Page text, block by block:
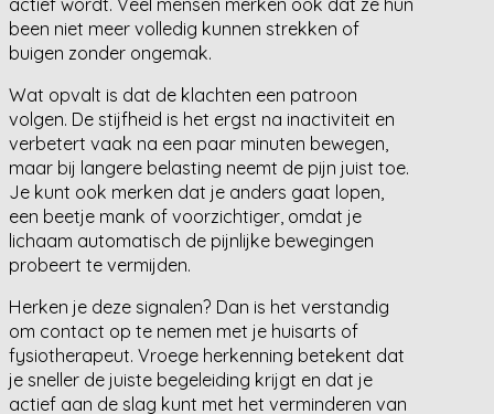
been niet meer volledig kunnen strekken of
buigen zonder ongemak.
Wat opvalt is dat de klachten een patroon
volgen. De stijfheid is het ergst na inactiviteit en
verbetert vaak na een paar minuten bewegen,
maar bij langere belasting neemt de pijn juist toe.
Je kunt ook merken dat je anders gaat lopen,
een beetje mank of voorzichtiger, omdat je
lichaam automatisch de pijnlijke bewegingen
probeert te vermijden.
Herken je deze signalen? Dan is het verstandig
om contact op te nemen met je huisarts of
fysiotherapeut. Vroege herkenning betekent dat
je sneller de juiste begeleiding krijgt en dat je
actief aan de slag kunt met het verminderen van